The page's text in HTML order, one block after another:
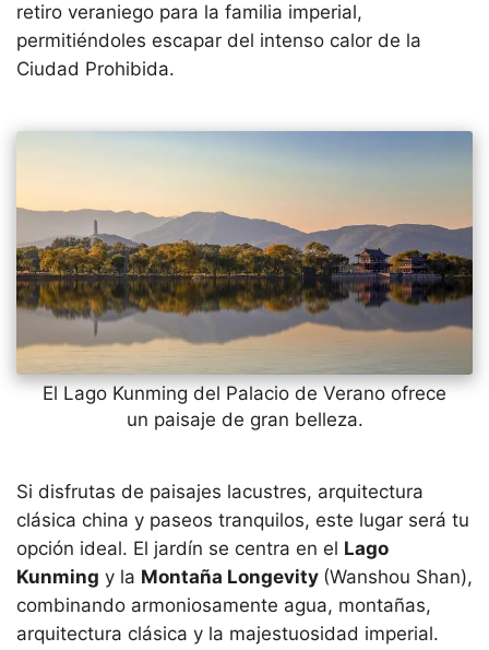
retiro veraniego para la familia imperial,
permitiéndoles escapar del intenso calor de la
Ciudad Prohibida.
El Lago Kunming del Palacio de Verano ofrece
un paisaje de gran belleza.
Si disfrutas de paisajes lacustres, arquitectura
clásica china y paseos tranquilos, este lugar será tu
opción ideal. El jardín se centra en el Lago
Kunming y la Montaña Longevity (Wanshou Shan),
combinando armoniosamente agua, montañas,
arquitectura clásica y la majestuosidad imperial.